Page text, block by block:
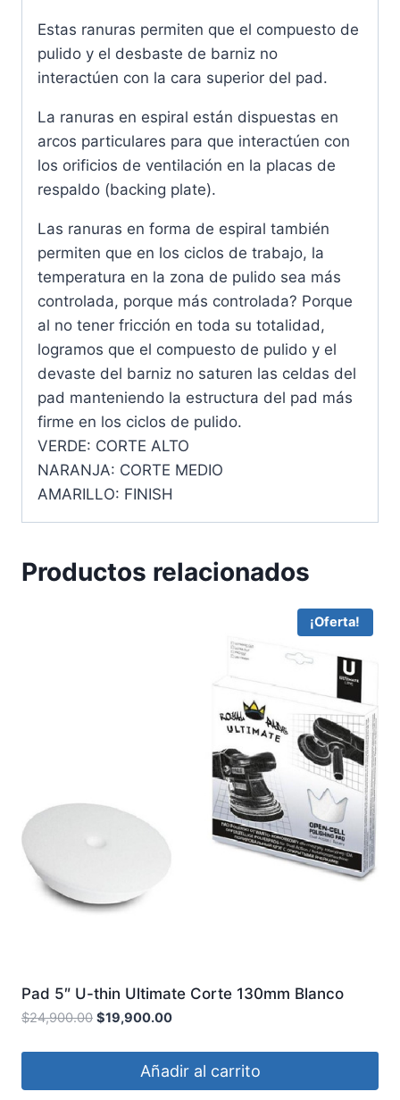
Estas ranuras permiten que el compuesto de
pulido y el desbaste de barniz no
interactúen con la cara superior del pad.
La ranuras en espiral están dispuestas en
arcos particulares para que interactúen con
los orificios de ventilación en la placas de
respaldo (backing plate).
Las ranuras en forma de espiral también
permiten que en los ciclos de trabajo, la
temperatura en la zona de pulido sea más
controlada, porque más controlada? Porque
al no tener fricción en toda su totalidad,
logramos que el compuesto de pulido y el
devaste del barniz no saturen las celdas del
pad manteniendo la estructura del pad más
firme en los ciclos de pulido.
VERDE: CORTE ALTO
NARANJA: CORTE MEDIO
AMARILLO: FINISH
Productos relacionados
¡Oferta!
Pad 5″ U-thin Ultimate Corte 130mm Blanco
ROYAL PADS
$24,900.00 $19,900.00
Añadir al carrito